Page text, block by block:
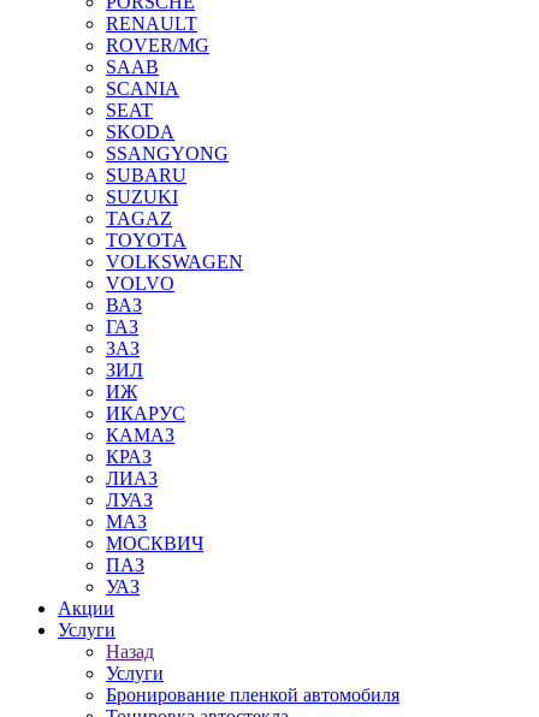
RENAULT
ROVER/MG
SAAB
SCANIA
SEAT
SKODA
SSANGYONG
SUBARU
SUZUKI
TAGAZ
TOYOTA
VOLKSWAGEN
VOLVO
ВАЗ
ГАЗ
ЗАЗ
ЗИЛ
ИЖ
ИКАРУС
КАМАЗ
КРАЗ
ЛИАЗ
ЛУАЗ
МАЗ
МОСКВИЧ
ПАЗ
УАЗ
Акции
Услуги
Назад
Услуги
Бронирование пленкой автомобиля